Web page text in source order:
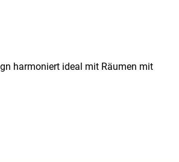
harmoniert ideal mit Räumen mit